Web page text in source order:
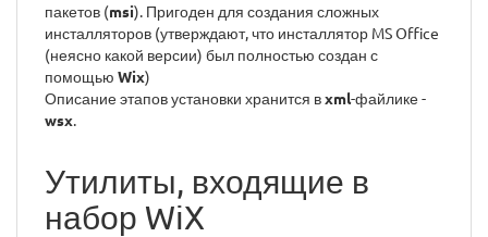
пакетов (msi). Пригоден для создания сложных
инсталляторов (утверждают, что инсталлятор MS Office
(неясно какой версии) был полностью создан с
помощью Wix)
Описание этапов установки хранится вxml-файлике -
wsx.
Утилиты, входящие в
набор WiX